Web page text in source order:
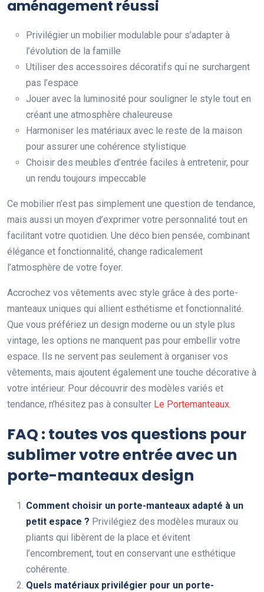
aménagement réussi
Privilégier un mobilier modulable pour s’adapter à
l’évolution de la famille
Utiliser des accessoires décoratifs qui ne surchargent
pas l’espace
Jouer avec la luminosité pour souligner le style tout en
créant une atmosphère chaleureuse
Harmoniser les matériaux avec le reste de la maison
pour assurer une cohérence stylistique
Choisir des meubles d’entrée faciles à entretenir, pour
un rendu toujours impeccable
Ce mobilier n’est pas simplement une question de tendance,
mais aussi un moyen d’exprimer votre personnalité tout en
facilitant votre quotidien. Une déco bien pensée, combinant
élégance et fonctionnalité, change radicalement
l’atmosphère de votre foyer.
Accrochez vos vêtements avec style grâce à des porte-
manteaux uniques qui allient esthétisme et fonctionnalité.
Que vous préfériez un design moderne ou un style plus
vintage, les options ne manquent pas pour embellir votre
espace. Ils ne servent pas seulement à organiser vos
vêtements, mais ajoutent également une touche décorative à
votre intérieur. Pour découvrir des modèles variés et
tendance, n’hésitez pas à consulter Le Portemanteaux.
FAQ : toutes vos questions pour
sublimer votre entrée avec un
porte-manteaux design
Comment choisir un porte-manteaux adapté à un
petit espace ? Privilégiez des modèles muraux ou
pliants qui libèrent de la place et évitent
l’encombrement, tout en conservant une esthétique
cohérente.
Quels matériaux privilégier pour un porte-